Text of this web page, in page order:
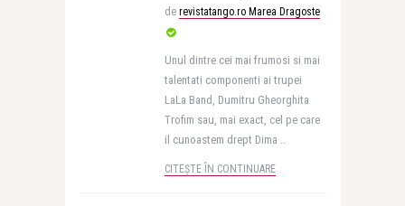
de revistatango.ro Marea Dragoste
Unul dintre cei mai frumosi si mai
talentati componenti ai trupei
LaLa Band, Dumitru Gheorghita
Trofim sau, mai exact, cel pe care
il cunoastem drept Dima ..
CITEȘTE ÎN CONTINUARE